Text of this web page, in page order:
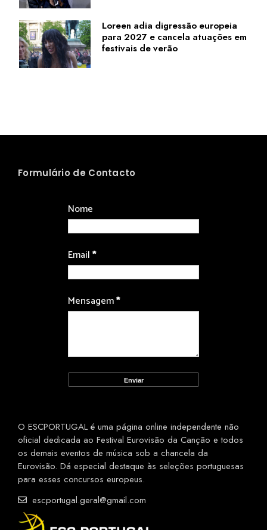
Loreen adia digressão europeia
para 2027 e cancela atuações em
festivais de verão
Formulário de Contacto
Nome
Email*
Mensagem*
O ESCPORTUGAL é uma página online independente não
oficial dedicada ao Festival Eurovisão da Canção e todos
os demais eventos de música sob a chancela da
Eurovisão. Dá especial destaque às seleções portuguesas
para esses concursos europeus.
escportugal.geral@gmail.com